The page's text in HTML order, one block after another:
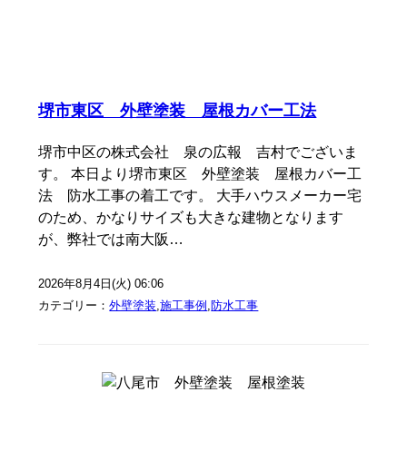
堺市東区 外壁塗装 屋根カバー工法
堺市中区の株式会社 泉の広報 吉村でございま
す。 本日より堺市東区 外壁塗装 屋根カバー工
法 防水工事の着工です。 大手ハウスメーカー宅
のため、かなりサイズも大きな建物となります
が、弊社では南大阪…
2026年8月4日(火) 06:06
カテゴリー：外壁塗装,施工事例 ,防水工事